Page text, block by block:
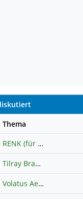
Thema
RENK (für normale, sachliche Kommunikation!)
Tilray Brands Hauptforum
Volatus Aerospace (Offener Austausch)